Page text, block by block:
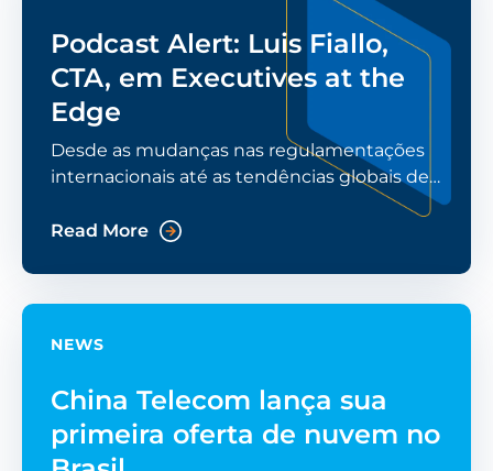
Podcast Alert: Luis Fiallo,
CTA, em Executives at the
Edge
Desde as mudanças nas regulamentações
internacionais até as tendências globais de
TI e as práticas de segurança cibernética, um
novo podcast com Luis Fiallo, vice-
Read More
NEWS
China Telecom lança sua
primeira oferta de nuvem no